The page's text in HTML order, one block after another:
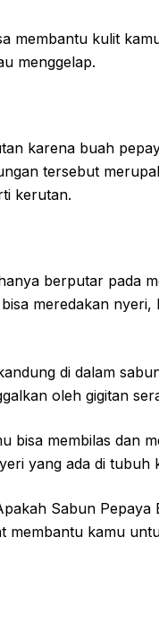
membantu kulit
menggelap.
karena buah
tersebut
kerutan.
berputar pada
meredakan nyeri,
di dalam
oleh gigitan
bisa membilas dan
yang ada di tubuh
Sabun Pepaya
membantu kamu